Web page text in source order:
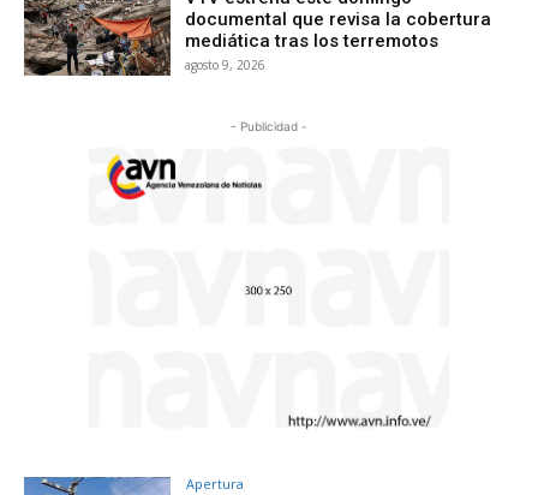
documental que revisa la cobertura
mediática tras los terremotos
agosto 9, 2026
- Publicidad -
Apertura